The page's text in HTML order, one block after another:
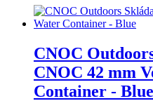
CNOC
CNOC 42 mm
Container - Blue